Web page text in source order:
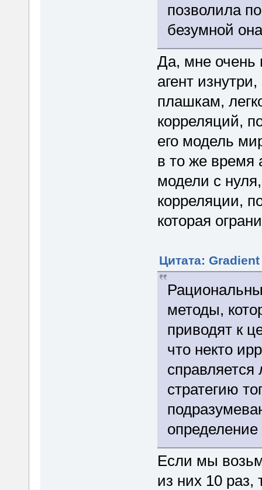
позволила
безумной
Да, мне очень
агент
плашкам,
корреляций,
его модель
в то же время
модели с
корреляции,
которая
Цитата:
методы,
приводят к
что некто
стратегию
Если мы
из них 10 раз,